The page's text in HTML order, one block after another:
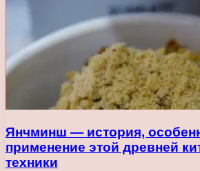
Янчминш — история,
применение этой древней
техники